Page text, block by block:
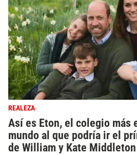
REALEZA
Así es Eton, el colegio más
mundo al que podría ir el
de William y Kate Middleton